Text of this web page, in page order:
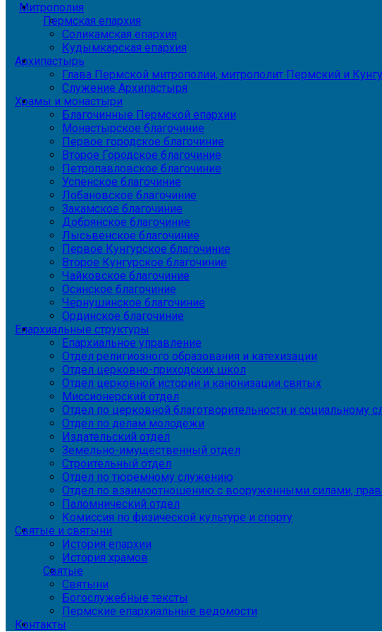
Митрополия
Пермская епархия
Соликамская епархия
Кудымкарская епархия
Архипастырь
Глава Пермской митрополии, митрополит Пермский и
Служение Архипастыря
Храмы и монастыри
Благочинные Пермской епархии
Монастырское благочиние
Первое городское благочиние
Второе Городское благочиние
Петропавловское благочиние
Успенское благочиние
Лобановское благочиние
Закамское благочиние
Добрянское благочиние
Лысьвенское благочиние
Первое Кунгурское благочиние
Второе Кунгурское благочиние
Чайковское благочиние
Осинское благочиние
Чернушинское благочиние
Ординское благочиние
Епархиальные структуры
Епархиальное управление
Отдел религиозного образования и катехизации
Отдел церковно-приходских школ
Отдел церковной истории и канонизации святых
Миссионерский отдел
Отдел по церковной благотворительности и социальному
Отдел по делам молодежи
Издательский отдел
Земельно-имущественный отдел
Строительный отдел
Отдел по тюремному служению
Отдел по взаимоотношению с вооруженными силами,
Паломнический отдел
Комиссия по физической культуре и спорту
Святые и святыни
История епархии
История храмов
Святые
Святыни
Богослужебные тексты
Пермские епархиальные ведомости
Контакты